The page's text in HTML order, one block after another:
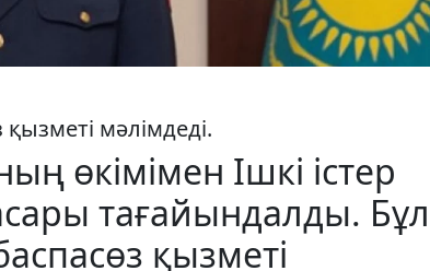
мәлімдеді.
өкімімен Ішкі істер
тағайындалды. Бұл
қызметі